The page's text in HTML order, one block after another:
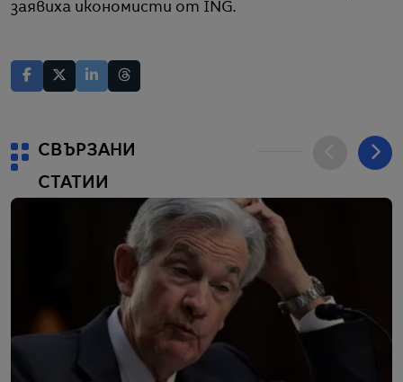
заявиха икономисти от ING.
СВЪРЗАНИ
СТАТИИ